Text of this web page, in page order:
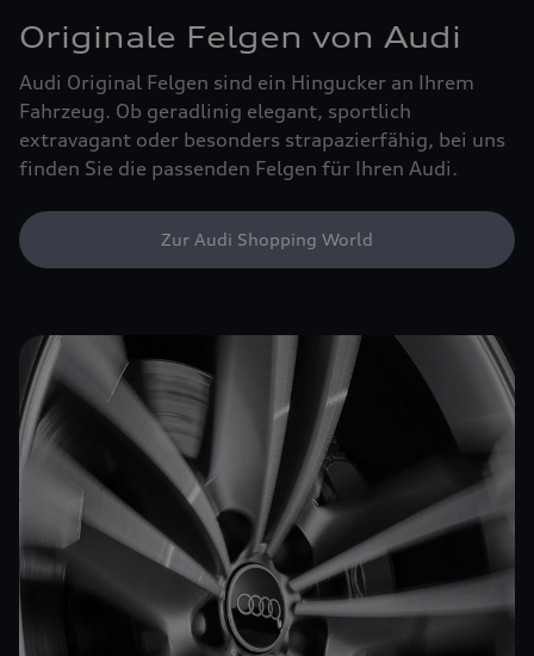
Originale Felgen von Audi
Audi Original Felgen sind ein Hingucker an Ihrem
Fahrzeug. Ob geradlinig elegant, sportlich
extravagant oder besonders strapazierfähig, bei uns
finden Sie die passenden Felgen für Ihren Audi.
Zur Audi Shopping World